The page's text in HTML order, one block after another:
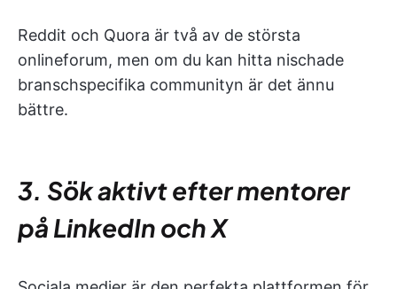
Reddit och Quora är två av de största
onlineforum, men om du kan hitta nischade
branschspecifika communityn är det ännu
bättre.
3. Sök aktivt efter mentorer
på LinkedIn och X